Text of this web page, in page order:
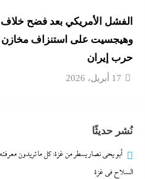
الفشل الأمريكي بعد فضح
وهيجسيت على استنزاف مخازن
حرب إيران
17 أبريل، 2026
نُشر حديثًا
أبو يحى نصار يسطر من غزة: كل ما تريدون
السلاح في غزة